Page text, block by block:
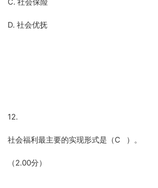
D. 社会优抚
12.
社会福利最主要的实现形式是（C ）。
（2.00分）